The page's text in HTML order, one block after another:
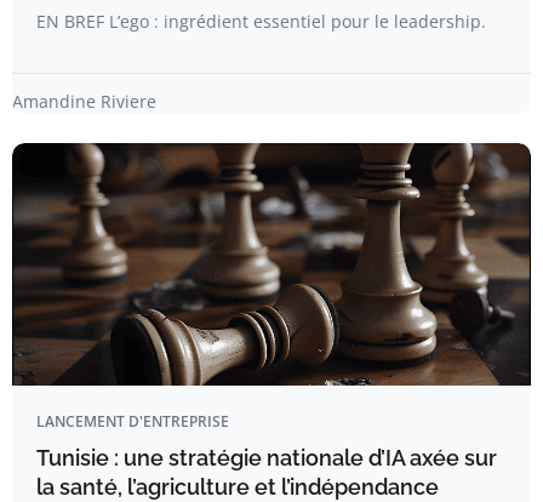
EN BREF L’ego : ingrédient essentiel pour le leadership.
Amandine Riviere
LANCEMENT D'ENTREPRISE
Tunisie : une stratégie nationale d’IA axée sur
la santé, l’agriculture et l’indépendance